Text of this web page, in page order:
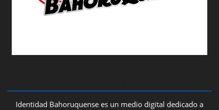
Identidad Bahoruquense es un medio digital dedicado a